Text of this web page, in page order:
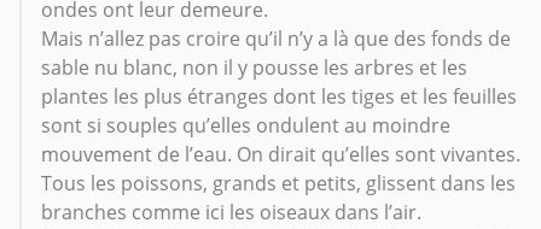
ondes ont leur demeure.
Mais n’allez pas croire qu’il n’y a là que des fonds de
sable nu blanc, non il y pousse les arbres et les
plantes les plus étranges dont les tiges et les feuilles
sont si souples qu’elles ondulent au moindre
mouvement de l’eau. On dirait qu’elles sont vivantes.
Tous les poissons, grands et petits, glissent dans les
branches comme ici les oiseaux dans l’air.